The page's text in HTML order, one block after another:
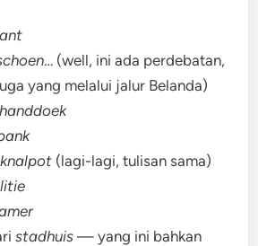
… (well, ini ada perdebatan,
yang melalui jalur Belanda)
handdoek
knalpot (lagi-lagi, tulisan sama)
stadhuis — yang ini bahkan